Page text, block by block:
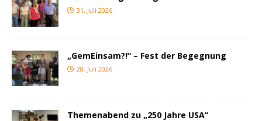
31. Juli 2026
„GemEinsam?!“ – Fest der Begegnung
28. Juli 2026
Themenabend zu „250 Jahre USA“